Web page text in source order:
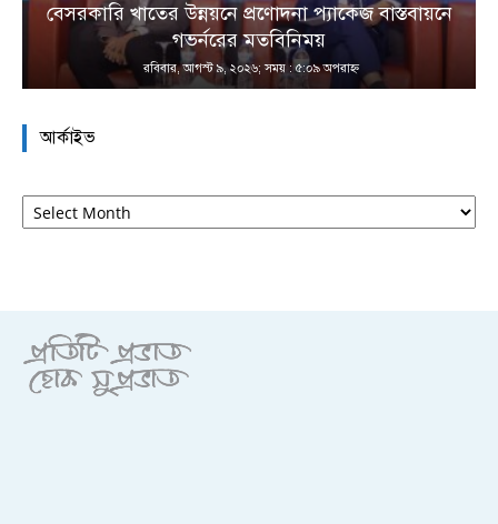
বেসরকারি খাতের উন্নয়নে প্রণোদনা প্যাকেজ বাস্তবায়নে
গভর্নরের মতবিনিময়
রবিবার, আগস্ট ৯, ২০২৬; সময় : ৫:০৯ অপরাহ্ণ
আর্কাইভ
আর্কাইভ